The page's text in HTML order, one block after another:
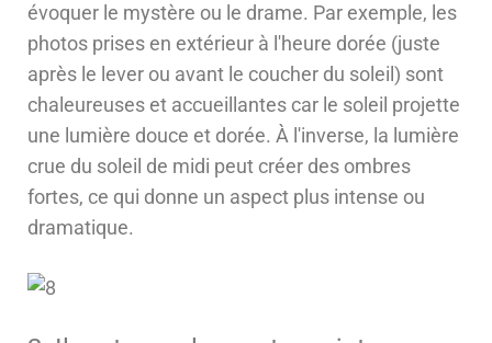
évoquer le mystère ou le drame. Par exemple, les
photos prises en extérieur à l'heure dorée (juste
après le lever ou avant le coucher du soleil) sont
chaleureuses et accueillantes car le soleil projette
une lumière douce et dorée. À l'inverse, la lumière
crue du soleil de midi peut créer des ombres
fortes, ce qui donne un aspect plus intense ou
dramatique.